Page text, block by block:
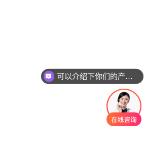
可以介绍下你们的产品么